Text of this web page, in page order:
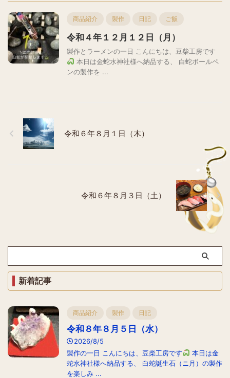
商品紹介 製作 日記 ご飯
令和４年１２月１２日（月）
製作とラーメンの一日 こんにちは、豆柴工房です
本日は金蛇水神社様へ納品する、 白蛇ボールペ
ンの製作を ...
令和６年８月１日（木）
令和６年８月３日（土）
新着記事
商品紹介 製作 日記
令和８年８月５日（水）
2026/8/5
製作の一日 こんにちは、豆柴工房です
本日は金
蛇水神社様へ納品する、 白蛇誕生石（ニ月）の製作
を楽しみ ...